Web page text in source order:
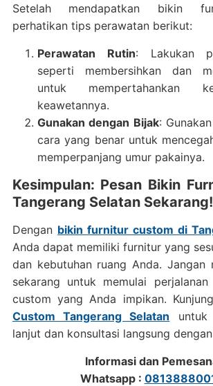
Setelah mendapatkan bikin
perhatikan tips perawatan berikut:
Perawatan Rutin: Lakukan
seperti membersihkan dan
untuk mempertahankan
keawetannya.
Gunakan dengan Bijak:
cara yang benar untuk
memperpanjang umur pakainya.
Kesimpulan: Pesan Bikin
Tangerang Selatan Sekarang!
Dengan bikin furnitur custom di
Anda dapat memiliki furnitur yang
dan kebutuhan ruang Anda. Jangan
sekarang untuk memulai
custom yang Anda impikan.
Custom Tangerang Selatan untuk
lanjut dan konsultasi langsung
Informasi dan
Whatsapp :